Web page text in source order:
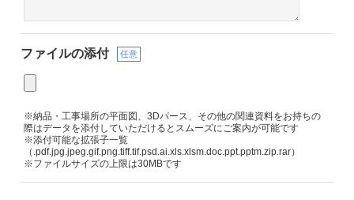
ファイルの添付 任意
※納品・工事場所の平面図、3Dパース、その他の関連資料をお持ちの
際はデータを添付していただけるとスムーズにご案内が可能です
※添付可能な拡張子一覧
（.pdf.jpg.jpeg.gif.png.tiff.tif.psd.ai.xls.xlsm.doc.ppt.pptm.zip.rar）
※ファイルサイズの上限は30MBです